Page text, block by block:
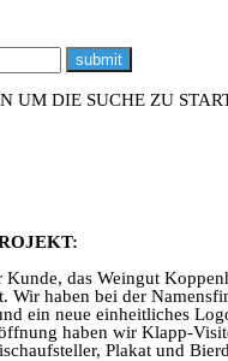
UM DIE SUCHE ZU
Kunde, das Weingut
Wir haben bei der
ein neue einheitliches
haben wir Klapp-
Plakat und